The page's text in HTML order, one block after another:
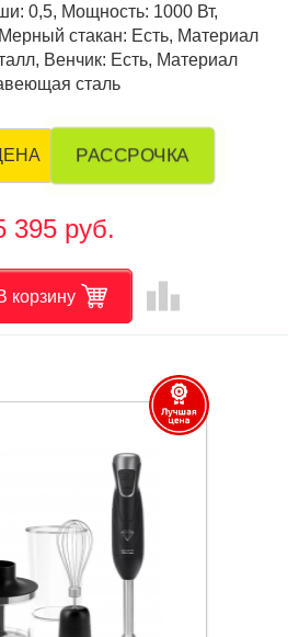
0,5, Мощность: 1000 Вт,
стакан: Есть, Материал
Венчик: Есть, Материал
сталь
РАССРОЧКА
395 руб.
корзину leaderboard